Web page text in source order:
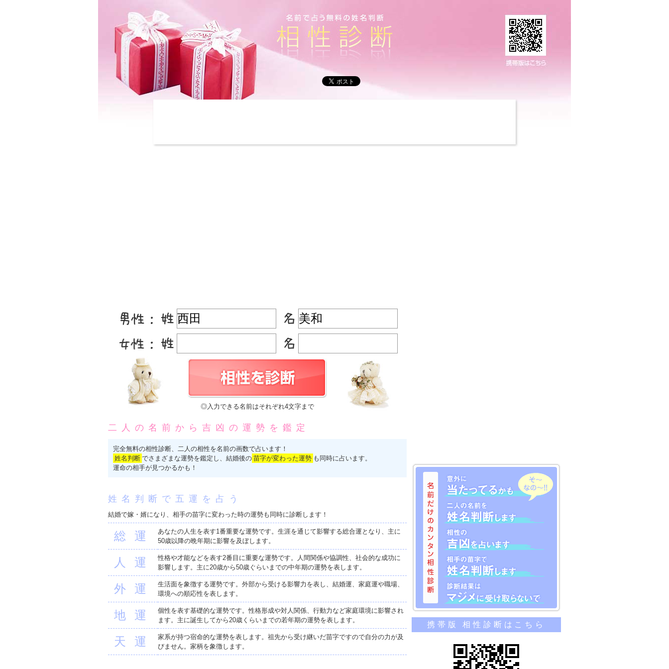
◎入力できる名前はそれぞれ4文字まで
二人の名前から吉凶の運勢を鑑定
完全無料の相性診断、二人の相性を名前の画数で占います！
姓名判断 でさまざまな運勢を鑑定し、結婚後の 苗字が変わった運勢 も同時に占います。
運命の相手が見つかるかも！
姓名判断で五運を占う
結婚で嫁・婿になり、相手の苗字に変わった時の運勢も同時に診断します！
総運
あなたの人生を表す1番重要な運勢です。生涯を通じて影響する総合運となり、主に
50歳以降の晩年期に影響を及ぼします。
人運
性格や才能などを表す2番目に重要な運勢です。人間関係や協調性、社会的な成功に
影響します。主に20歳から50歳ぐらいまでの中年期の運勢を表します。
外運
生活面を象徴する運勢です。外部から受ける影響力を表し、結婚運、家庭運や職場、
環境への順応性を表します。
地運
個性を表す基礎的な運勢です。性格形成や対人関係、行動力など家庭環境に影響され
ます。主に誕生してから20歳くらいまでの若年期の運勢を表します。
天運
家系が持つ宿命的な運勢を表します。祖先から受け継いだ苗字ですので自分の力が及
びません。家柄を象徴します。
名前だけのカンタン相性診断
意外に当たってるかも
二人の名前を姓名判断します
相性の吉凶を占います
相手の苗字で姓名判断します
携帯版 相性診断はこちら